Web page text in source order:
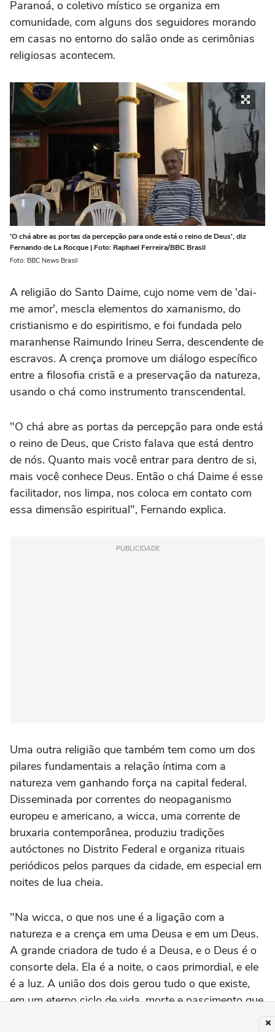
Paranoá, o coletivo místico se organiza em
comunidade, com alguns dos seguidores morando
em casas no entorno do salão onde as cerimônias
religiosas acontecem.
'O chá abre as portas da percepção para onde está o reino de Deus', diz
Fernando de La Rocque | Foto: Raphael Ferreira/BBC Brasil
Foto: BBC News Brasil
A religião do Santo Daime, cujo nome vem de 'dai-
me amor', mescla elementos do xamanismo, do
cristianismo e do espiritismo, e foi fundada pelo
maranhense Raimundo Irineu Serra, descendente de
escravos. A crença promove um diálogo específico
entre a filosofia cristã e a preservação da natureza,
usando o chá como instrumento transcendental.
"O chá abre as portas da percepção para onde está
o reino de Deus, que Cristo falava que está dentro
de nós. Quanto mais você entrar para dentro de si,
mais você conhece Deus. Então o chá Daime é esse
facilitador, nos limpa, nos coloca em contato com
essa dimensão espiritual", Fernando explica.
PUBLICIDADE
Uma outra religião que também tem como um dos
pilares fundamentais a relação íntima com a
natureza vem ganhando força na capital federal.
Disseminada por correntes do neopaganismo
europeu e americano, a wicca, uma corrente de
bruxaria contemporânea, produziu tradições
autóctones no Distrito Federal e organiza rituais
periódicos pelos parques da cidade, em especial em
noites de lua cheia.
"Na wicca, o que nos une é a ligação com a
natureza e a crença em uma Deusa e em um Deus.
A grande criadora de tudo é a Deusa, e o Deus é o
consorte dela. Ela é a noite, o caos primordial, e ele
é a luz. A união dos dois gerou tudo o que existe,
em um eterno ciclo de vida, morte e nascimento que